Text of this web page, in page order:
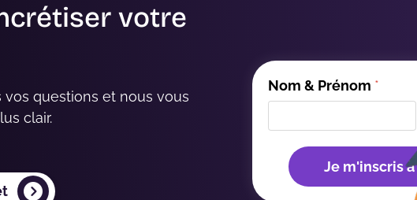
votre
vos questions et nous vous
clair.
Nom & Prénom *
Je m'inscris